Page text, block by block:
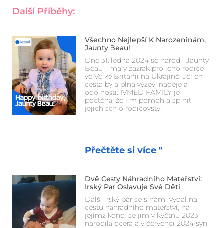
Další Příběhy:
Všechno Nejlepší K Narozeninám,
Jaunty Beau!
Dne 31. ledna 2024 se narodil Jaunty
Beau – malý zázrak pro jeho rodiče
ve Velké Británii na Ukrajině. Jejich
cesta byla plná výzev, naděje a
odolnosti. IVMED FAMILY je
poctěna, že jim pomohla splnit
jejich sen o rodičovství.
Přečtěte si více "
Dvě Cesty Náhradního Mateřství:
Irský Pár Oslavuje Své Děti
Další irský pár se s námi vydal na
cestu náhradního mateřství, na
jejímž konci se jim v květnu 2023
narodila dcera a v červenci 2024 syn.